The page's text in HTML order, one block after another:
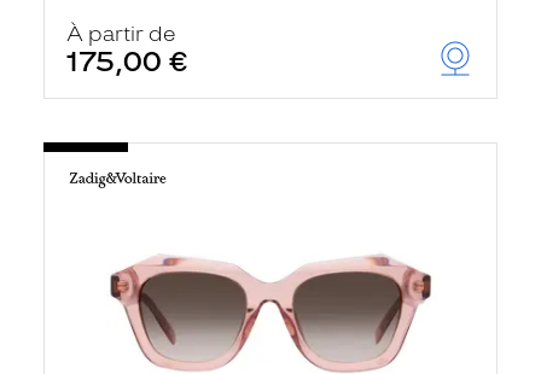
À partir de
175,00 €